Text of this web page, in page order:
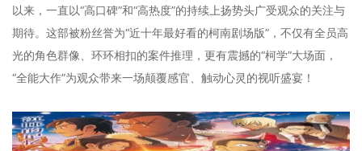
以来，一直以“高口碑”和“高热度”的持续上扬势头广受观众的关注与
期待。这部被粉丝誉为“近十年最好看的柯南剧场版”，不仅有全员高
光的角色群像、环环相扣的案件推理，更有震撼的“柯学”大场面，
“全能大作”为观众带来一场颠覆感官、触动心灵的视听盛宴！